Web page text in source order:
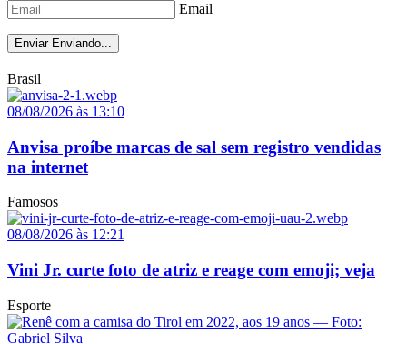
Email
Enviar Enviando...
Brasil
08/08/2026 às 13:10
Anvisa proíbe marcas de sal sem registro vendidas
na internet
Famosos
08/08/2026 às 12:21
Vini Jr. curte foto de atriz e reage com emoji; veja
Esporte